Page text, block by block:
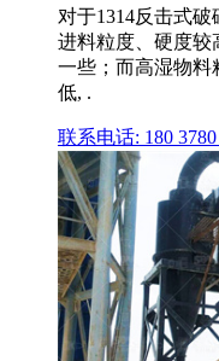
对于1314反击式
进料粒度、硬度较
一些；而高湿物料
低, .
联系电话: 180 3780